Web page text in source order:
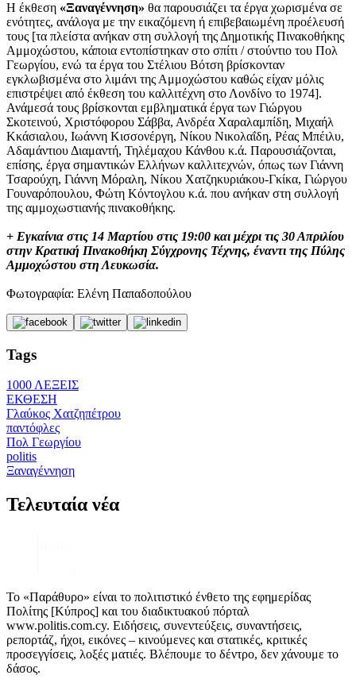
Η έκθεση «Ξαναγέννηση» θα παρουσιάζει τα έργα χωρισμένα σε
ενότητες, ανάλογα με την εικαζόμενη ή επιβεβαιωμένη προέλευσή
τους [τα πλείστα ανήκαν στη συλλογή της Δημοτικής Πινακοθήκης
Αμμοχώστου, κάποια εντοπίστηκαν στο σπίτι / στούντιο του Πολ
Γεωργίου, ενώ τα έργα του Στέλιου Βότση βρίσκονταν
εγκλωβισμένα στο λιμάνι της Αμμοχώστου καθώς είχαν μόλις
επιστρέψει από έκθεση του καλλιτέχνη στο Λονδίνο το 1974].
Ανάμεσά τους βρίσκονται εμβληματικά έργα των Γιώργου
Σκοτεινού, Χριστόφορου Σάββα, Ανδρέα Χαραλαμπίδη, Μιχαήλ
Κκάσιαλου, Ιωάννη Κισσονέργη, Νίκου Νικολαΐδη, Ρέας Μπέιλυ,
Αδαμάντιου Διαμαντή, Τηλέμαχου Κάνθου κ.ά. Παρουσιάζονται,
επίσης, έργα σημαντικών Ελλήνων καλλιτεχνών, όπως των Γιάννη
Τσαρούχη, Γιάννη Μόραλη, Νίκου Χατζηκυριάκου-Γκίκα, Γιώργου
Γουναρόπουλου, Φώτη Κόντογλου κ.ά. που ανήκαν στη συλλογή
της αμμοχωστιανής πινακοθήκης.
+ Εγκαίνια στις 14 Μαρτίου στις 19:00 και μέχρι τις 30 Απριλίου
στην Κρατική Πινακοθήκη Σύγχρονης Τέχνης, έναντι της Πύλης
Αμμοχώστου στη Λευκωσία.
Φωτογραφία: Ελένη Παπαδοπούλου
Tags
1000 ΛΕΞΕΙΣ
ΕΚΘΕΣΗ
Γλαύκος Χατζηπέτρου
παντόφλες
Πολ Γεωργίου
politis
Ξαναγέννηση
Τελευταία νέα
Το «Παράθυρο» είναι το πολιτιστικό ένθετο της εφημερίδας
Πολίτης [Κύπρος] και του διαδικτυακού πόρταλ
www.politis.com.cy. Ειδήσεις, συνεντεύξεις, συναντήσεις,
ρεπορτάζ, ήχοι, εικόνες – κινούμενες και στατικές, κριτικές
προσεγγίσεις, λοξές ματιές. Βλέπουμε το δέντρο, δεν χάνουμε το
δάσος.